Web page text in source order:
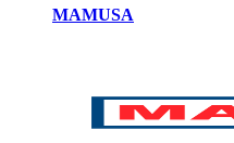
MAMUSA